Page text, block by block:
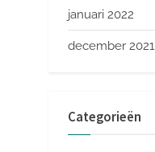
januari 2022
december 2021
Categorieën